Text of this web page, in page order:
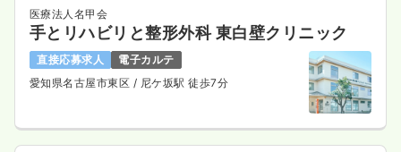
医療法人名甲会
手とリハビリと整形外科 東白壁クリニック
直接応募求人
電子カルテ
愛知県名古屋市東区 / 尼ケ坂駅 徒歩7分